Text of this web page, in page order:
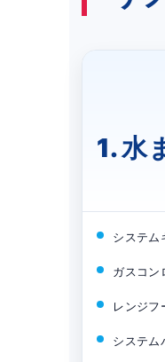
1. 水
システム
ガスコン
レンジフ
システム